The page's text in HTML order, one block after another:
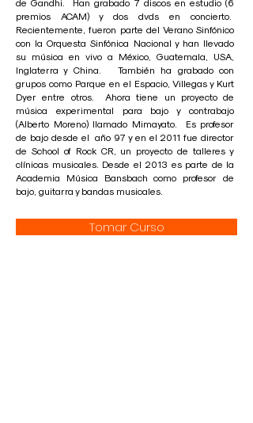
de Gandhi. Han grabado 7 discos en estudio (6
premios ACAM) y dos dvds en concierto.
Recientemente, fueron parte del Verano Sinfónico
con la Orquesta Sinfónica Nacional y han llevado
su música en vivo a México, Guatemala, USA,
Inglaterra y China. También ha grabado con
grupos como Parque en el Espacio, Villegas y Kurt
Dyer entre otros. Ahora tiene un proyecto de
música experimental para bajo y contrabajo
(Alberto Moreno) llamado Mimayato. Es profesor
de bajo desde el año 97 y en el 2011 fue director
de School of Rock CR, un proyecto de talleres y
clínicas musicales. Desde el 2013 es parte de la
Academia Música Bansbach como profesor de
bajo, guitarra y bandas musicales.
Tomar Curso